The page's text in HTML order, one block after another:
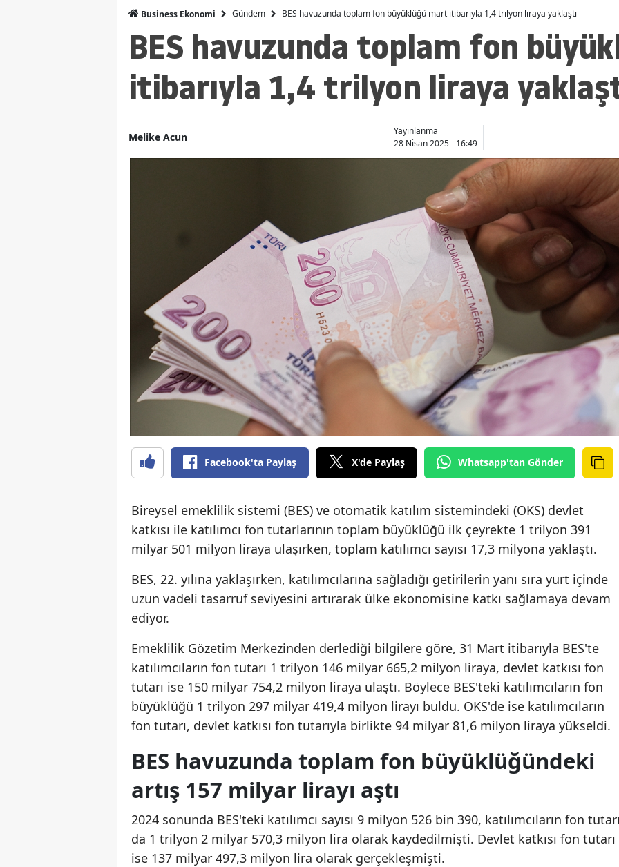
Business Ekonomi Gündem BES havuzunda toplam fon büyüklüğü mart itibarıyla 1,4 trilyon liraya yaklaştı
BES havuzunda toplam fon
itibarıyla 1,4 trilyon liraya
Melike Acun
Yayınlanma
28 Nisan 2025 - 16:49
Facebook'ta Paylaş X'de Paylaş Whatsapp'tan Gönder
Bireysel emeklilik sistemi (BES) ve otomatik katılım sistemindeki (OKS) devlet
katkısı ile katılımcı fon tutarlarının toplam büyüklüğü ilk çeyrekte 1 trilyon 391
milyar 501 milyon liraya ulaşırken, toplam katılımcı sayısı 17,3 milyona yaklaştı.
BES, 22. yılına yaklaşırken, katılımcılarına sağladığı getirilerin yanı sıra yurt içinde
uzun vadeli tasarruf seviyesini artırarak ülke ekonomisine katkı sağlamaya devam
ediyor.
Emeklilik Gözetim Merkezinden derlediği bilgilere göre, 31 Mart itibarıyla BES'te
katılımcıların fon tutarı 1 trilyon 146 milyar 665,2 milyon liraya, devlet katkısı fon
tutarı ise 150 milyar 754,2 milyon liraya ulaştı. Böylece BES'teki katılımcıların fon
büyüklüğü 1 trilyon 297 milyar 419,4 milyon lirayı buldu. OKS'de ise katılımcıların
fon tutarı, devlet katkısı fon tutarıyla birlikte 94 milyar 81,6 milyon liraya yükseldi.
BES havuzunda toplam fon büyüklüğündeki
artış 157 milyar lirayı aştı
2024 sonunda BES'teki katılımcı sayısı 9 milyon 526 bin 390, katılımcıların fon
da 1 trilyon 2 milyar 570,3 milyon lira olarak kaydedilmişti. Devlet katkısı fon tutarı
ise 137 milyar 497,3 milyon lira olarak gerçekleşmişti.